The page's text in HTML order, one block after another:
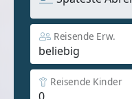
Reisende Erw.
Reisende Kinder